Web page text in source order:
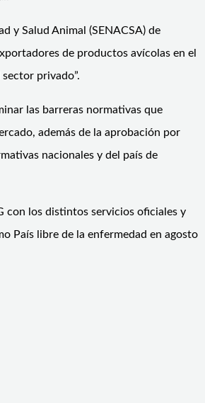
y Salud Animal (SENACSA) de
de productos avícolas en el
privado”.
las barreras normativas que
además de la aprobación por
nacionales y del país de
con los distintos servicios oficiales y
País libre de la enfermedad en agosto